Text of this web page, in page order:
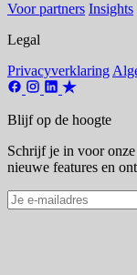
Voor partners Insights
Legal
Privacyverklaring
Blijf op de hoogte
Schrijf je in voor
nieuwe features en